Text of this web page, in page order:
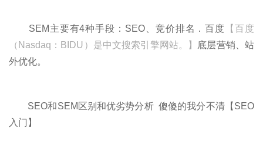
SEM主要有4种手段：SEO、竞价排名．百度 【百度
（Nasdaq：BIDU）是中文搜索引擎网站。】
底层营销、站
外优化。
SEO和SEM区别和优劣势分析 傻傻的我分不清【SEO
入门】